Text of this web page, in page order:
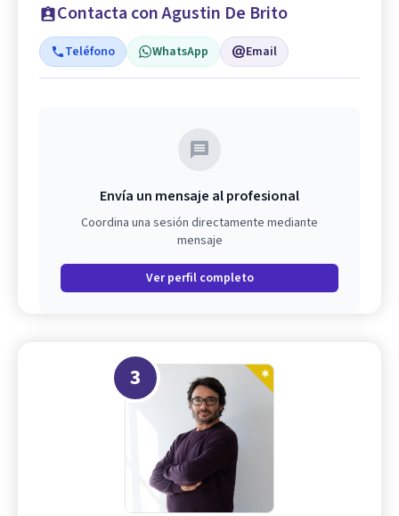
Contacta con Agustin De Brito
Teléfono WhatsApp Email
Envía un mensaje al profesional
Coordina una sesión directamente mediante
mensaje
Ver perfil completo
3